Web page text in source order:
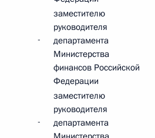
-
заместителю
руководителя
департамента
Министерства
финансов Российской
Федерации
-
заместителю
руководителя
департамента